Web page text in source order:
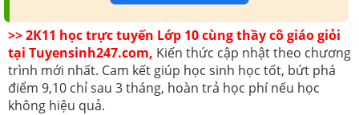
>> 2K11 học trực tuyến Lớp 10 cùng thầy cô giáo giỏi
tại Tuyensinh247.com, Kiến thức cập nhật theo chương
trình mới nhất. Cam kết giúp học sinh học tốt, bứt phá
điểm 9,10 chỉ sau 3 tháng, hoàn trả học phí nếu học
không hiệu quả.